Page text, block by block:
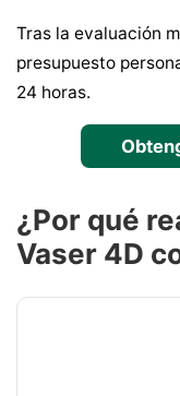
Tras la evaluación
presupuesto
24 horas.
¿Por qué
Vaser 4D